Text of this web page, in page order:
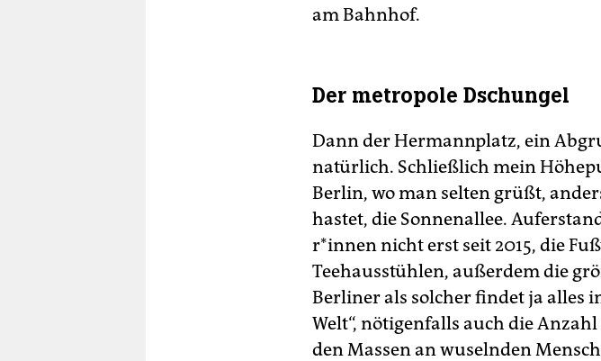
am Bahnhof.
Der metropole Dschungel
Dann der Hermannplatz, ein
natürlich. Schließlich mein
Berlin, wo man selten grüßt,
hastet, die Sonnenallee.
r*in­nen nicht erst seit 2015, die
Teehausstühlen, außerdem die
Berliner als solcher findet ja alles
Welt“, nötigenfalls auch die
den Massen an wuselnden